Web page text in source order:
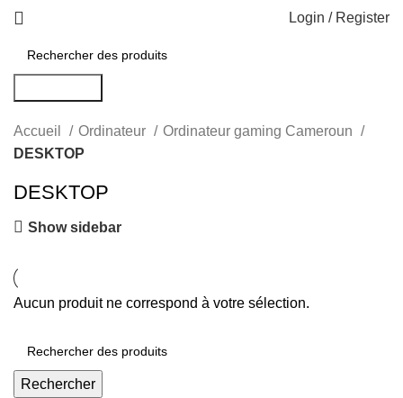
Login / Register
Accueil Ordinateur
Ordinateur gaming Cameroun
DESKTOP
DESKTOP
Show sidebar
Aucun produit ne correspond à votre sélection.
Rechercher